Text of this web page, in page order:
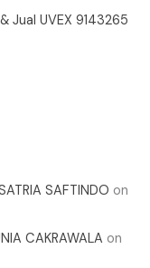
Jual UVEX 9143265
SAFTINDO on
CAKRAWALA on